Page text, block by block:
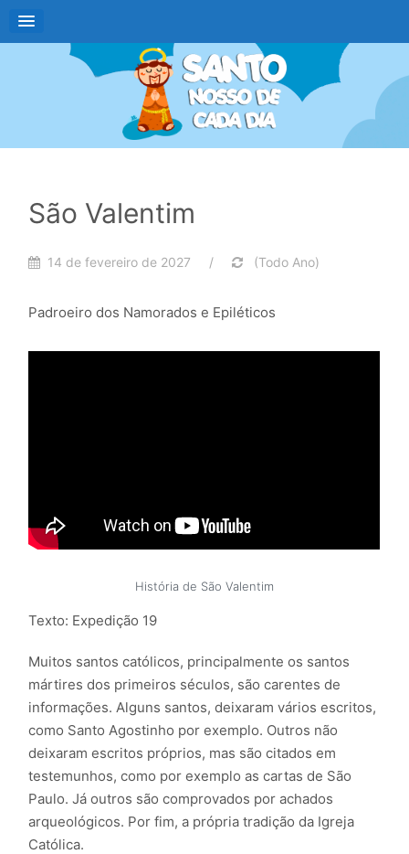
São Valentim
14 de fevereiro de 2027 / (Todo Ano)
Padroeiro dos Namorados e Epiléticos
História de São Valentim
Texto: Expedição 19
Muitos santos católicos, principalmente os santos
mártires dos primeiros séculos, são carentes de
informações. Alguns santos, deixaram vários escritos,
como Santo Agostinho por exemplo. Outros não
deixaram escritos próprios, mas são citados em
testemunhos, como por exemplo as cartas de São
Paulo. Já outros são comprovados por achados
arqueológicos. Por fim, a própria tradição da Igreja
Católica.